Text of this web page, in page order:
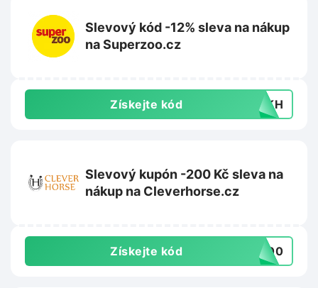
Slevový kód -12% sleva na nákup
na Superzoo.cz
Získejte kód CBKH
Slevový kupón -200 Kč sleva na
nákup na Cleverhorse.cz
Získejte kód X200